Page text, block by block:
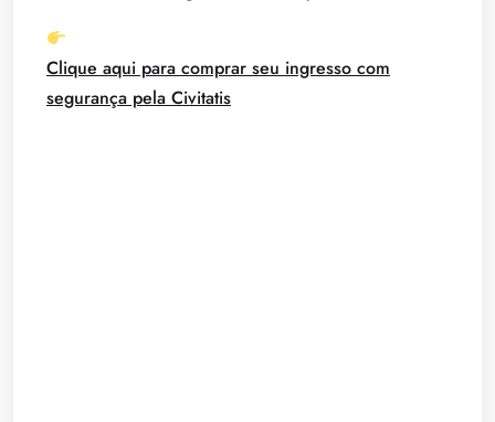
Clique aqui para comprar seu ingresso com
segurança pela Civitatis